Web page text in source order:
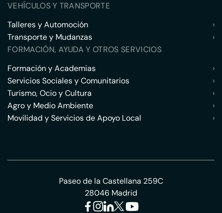
VEHÍCULOS Y TRANSPORTE
Talleres y Automoción
›
Transporte y Mudanzas
›
FORMACIÓN, AYUDA Y OTROS SERVICIOS
Formación y Academias
›
Servicios Sociales y Comunitarios
›
Turismo, Ocio y Cultura
›
Agro y Medio Ambiente
›
Movilidad y Servicios de Apoyo Local
›
Paseo de la Castellana 259C
28046 Madrid